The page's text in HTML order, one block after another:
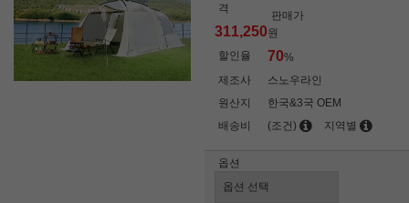
격
판매가
311,250원
할인율
70%
제조사
스노우라인
원산지
한국&3국 OEM
배송비
(조건) 지역별
옵션